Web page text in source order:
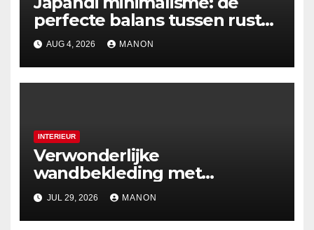
perfecte balans tussen rust
en esthetiek
AUG 4, 2026 MANON
INTERIEUR
Verwonderlijke
wandbekleding met
holografische effecten
JUL 29, 2026 MANON